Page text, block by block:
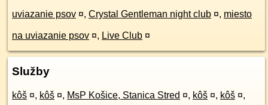
uviazanie psov ¤, Crystal Gentleman night club ¤, miesto
na uviazanie psov ¤, Live Club ¤
Služby
kôš ¤, kôš ¤, MsP Košice, Stanica Stred ¤, kôš ¤, kôš ¤,